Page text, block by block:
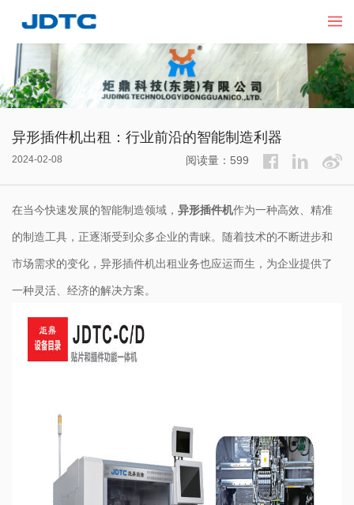
异形插件机出租：行业前沿的智能制造利器
2024-02-08 阅读量：599
在当今快速发展的智能制造领域， 异形插件机作为一种高效、精准
的制造工具，正逐渐受到众多企业的青睐。随着技术的不断进步和
市场需求的变化，异形插件机出租业务也应运而生，为企业提供了
一种灵活、经济的解决方案。